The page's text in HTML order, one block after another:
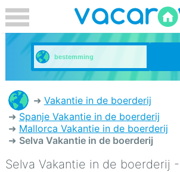
Vakantie in de boerderij
Spanje Vakantie in de boerderij
Mallorca Vakantie in de boerderij
Selva Vakantie in de boerderij
Selva Vakantie in de boerderij -